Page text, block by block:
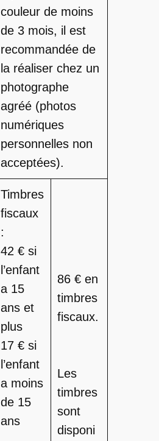
couleur de moins
de 3 mois, il est
recommandée de
la réaliser chez un
photographe
agréé (photos
numériques
personnelles non
acceptées).
Timbres
fiscaux
:
42 € si
l’enfant
a 15
ans et
plus
17 € si
l’enfant
a moins
de 15
ans
86 € en
timbres
fiscaux.
Les
timbres
sont
disponi